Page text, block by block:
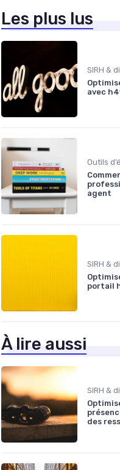
Les plus lus
SIRH &
avec
agent
SIRH &
portail
À lire aussi
SIRH &
des